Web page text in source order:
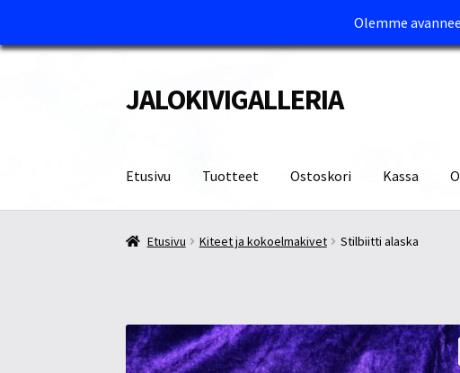
Olemme
Siirry
navigointiin
Siirry
sisältöön
JALOKIVIGALLERIA
Etusivu Tuotteet Ostoskori Kassa
Etusivu Kassa Maksutavat ja Tärkeää tietää Myymälät
Etusivu Kiteet ja kokoelmakivet Stilbiitti alaska